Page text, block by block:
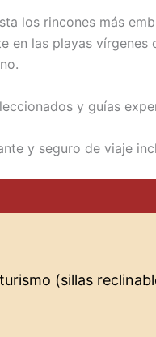
los rincones más
en las playas
y guías
y seguro de viaje
(sillas